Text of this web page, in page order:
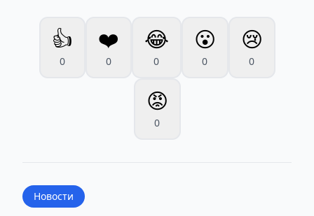
👍
0
❤️
0
😂
0
😮
0
😢
0
😡
0
Новости